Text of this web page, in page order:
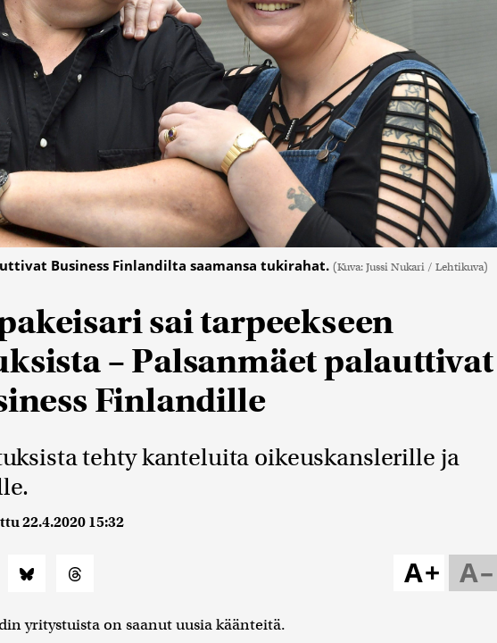
Business Finlandilta saamansa tukirahat. (Kuva: Jussi Nukari / Lehtikuva)
sai tarpeekseen
– Palsanmäet palauttivat
Finlandille
tehty kanteluita oikeuskanslerille ja
22.4.2020 15:32
A–
A+
yritystuista on saanut uusia käänteitä.